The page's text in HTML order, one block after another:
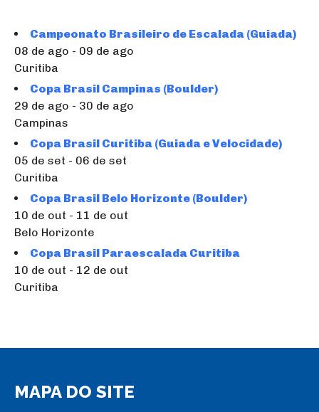
Campeonato Brasileiro de Escalada (Guiada)
08 de ago - 09 de ago
Curitiba
Copa Brasil Campinas (Boulder)
29 de ago - 30 de ago
Campinas
Copa Brasil Curitiba (Guiada e Velocidade)
05 de set - 06 de set
Curitiba
Copa Brasil Belo Horizonte (Boulder)
10 de out - 11 de out
Belo Horizonte
Copa Brasil Paraescalada Curitiba
10 de out - 12 de out
Curitiba
MAPA DO SITE